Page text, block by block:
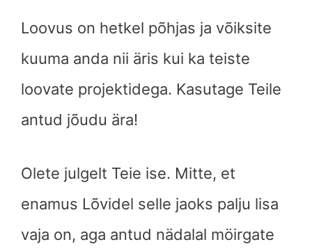
Loovus on hetkel põhjas ja võiksite
kuuma anda nii äris kui ka teiste
loovate projektidega. Kasutage Teile
antud jõudu ära!
Olete julgelt Teie ise. Mitte, et
enamus Lõvidel selle jaoks palju lisa
vaja on, aga antud nädalal möirgate